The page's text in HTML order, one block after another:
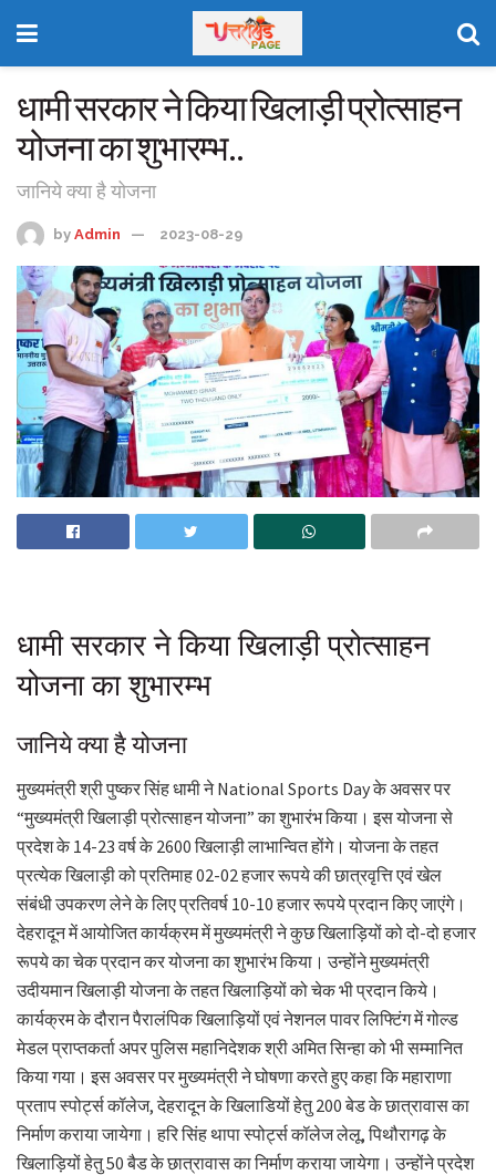
धामी सरकार ने किया खिलाड़ी प्रोत्साहन
योजना का शुभारम्भ..
जानिये क्या है योजना
by Admin 2023-08-29
धामी सरकार ने किया खिलाड़ी प्रोत्साहन
योजना का शुभारम्भ
जानिये क्या है योजना
मुख्यमंत्री श्री पुष्कर सिंह धामी ने National Sports Day के अवसर पर
“मुख्यमंत्री खिलाड़ी प्रोत्साहन योजना” का शुभारंभ किया। इस योजना से
प्रदेश के 14-23 वर्ष के 2600 खिलाड़ी लाभान्वित होंगे। योजना के तहत
प्रत्येक खिलाड़ी को प्रतिमाह 02-02 हजार रूपये की छात्रवृत्ति एवं खेल
संबंधी उपकरण लेने के लिए प्रतिवर्ष 10-10 हजार रूपये प्रदान किए जाएंगे।
देहरादून में आयोजित कार्यक्रम में मुख्यमंत्री ने कुछ खिलाड़ियों को दो-दो हजार
रूपये का चेक प्रदान कर योजना का शुभारंभ किया। उन्होंने मुख्यमंत्री
उदीयमान खिलाड़ी योजना के तहत खिलाड़ियों को चेक भी प्रदान किये।
कार्यक्रम के दौरान पैरालंपिक खिलाड़ियों एवं नेशनल पावर लिफ्टिंग में गोल्ड
मेडल प्राप्तकर्ता अपर पुलिस महानिदेशक श्री अमित सिन्हा को भी सम्मानित
किया गया। इस अवसर पर मुख्यमंत्री ने घोषणा करते हुए कहा कि महाराणा
प्रताप स्पोर्ट्स कॉलेज, देहरादून के खिलाडियों हेतु 200 बेड के छात्रावास का
निर्माण कराया जायेगा। हरि सिंह थापा स्पोर्ट्स कॉलेज लेलू, पिथौरागढ़ के
खिलाड़ियों हेतु 50 बैड के छात्रावास का निर्माण कराया जायेगा। उन्होंने प्रदेश